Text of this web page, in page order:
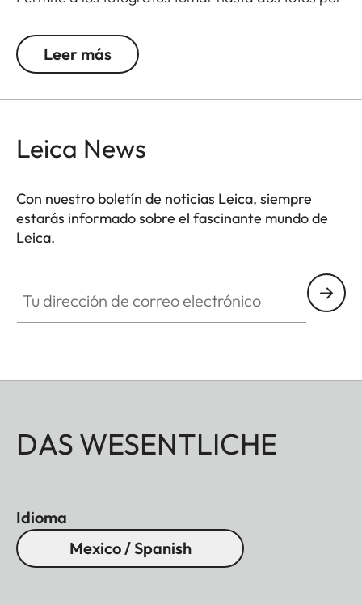
ojos.
M6, M7, M6 TTL, M4-P y M4-2.
Leer más
Leica News
Con nuestro boletín de noticias Leica, siempre
estarás informado sobre el fascinante mundo de
Leica.
DAS WESENTLICHE
Idioma
Mexico / Spanish